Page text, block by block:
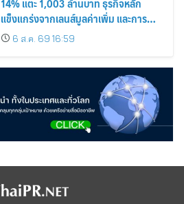
แข็งแกร่งจากเลนส์มูลค่าเพิ่ม และการ
ขยายตลาดต่างประเทศ พร้อมเดินหน้า
ลงทุนเพื่อการเติบโตระยะยาว
6 ส.ค. 69 16:59